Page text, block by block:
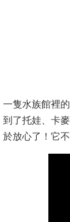
一隻水族館裡
到了托娃、卡
於放心了！它